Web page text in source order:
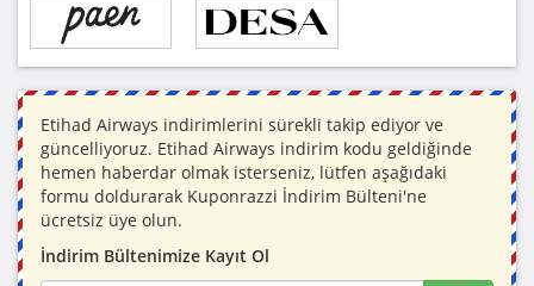
Etihad Airways indirimlerini sürekli takip ediyor ve
güncelliyoruz. Etihad Airways indirim kodu geldiğinde
hemen haberdar olmak isterseniz, lütfen aşağıdaki
formu doldurarak Kuponrazzi İndirim Bülteni'ne
ücretsiz üye olun.
İndirim Bültenimize Kayıt Ol